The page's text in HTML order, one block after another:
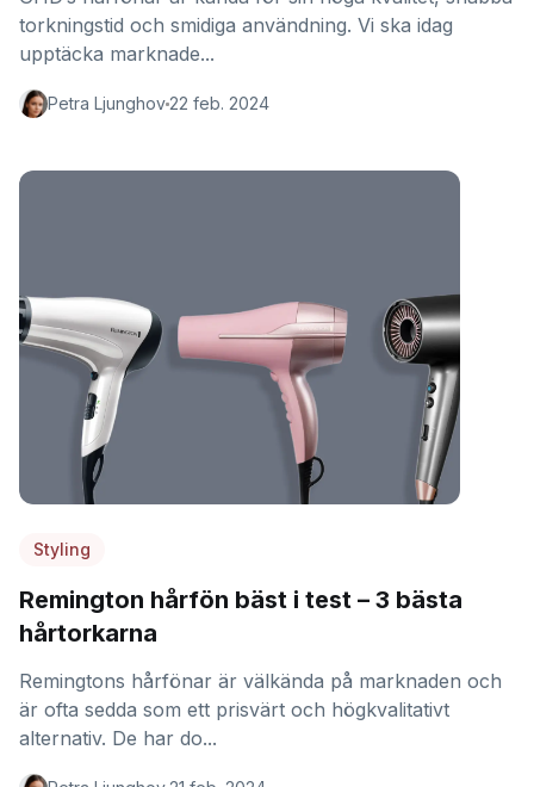
torkningstid och smidiga användning. Vi ska idag
upptäcka marknade...
Petra Ljunghov 22 feb. 2024
Styling
Remington hårfön bäst i test – 3 bästa
hårtorkarna
Remingtons hårfönar är välkända på marknaden och
är ofta sedda som ett prisvärt och högkvalitativt
alternativ. De har do...